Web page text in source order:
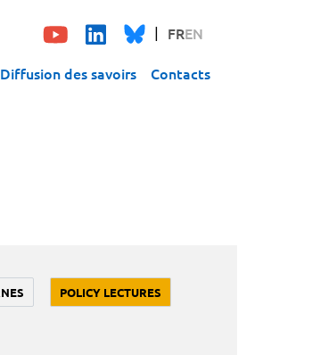
FREN
Diffusion des savoirs Contacts
POLICY LECTURES